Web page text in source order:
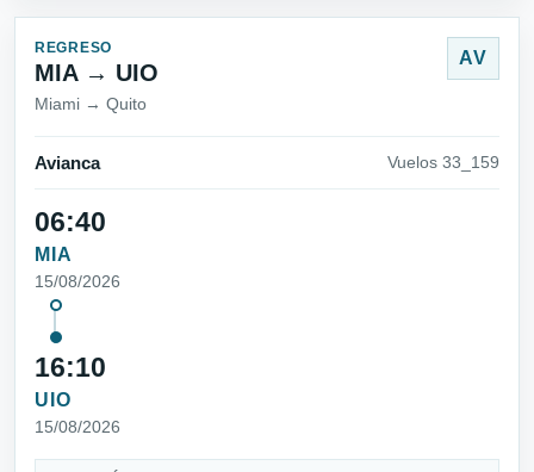
REGRESO
MIA → UIO
Miami → Quito
AV
Avianca Vuelos 33_159
06:40
MIA
15/08/2026
16:10
UIO
15/08/2026